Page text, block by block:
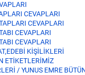
CEVAPLARI
CEVAPLARI
CEVAPLARI
CEVAPLARI
KİŞİLİKLERİ
ETİKETLERİMİZ
/ YUNUS EMRE